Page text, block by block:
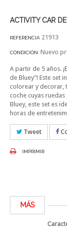
ACTIVITY CAR
REFERENCIA 21913
CONDICIÓN: Nuevo
A partir de 5 años.
de Bluey"! Este set
colorear y decorar,
coche cuyas
Bluey, este set es
horas de
Tweet
IMPRIMIR
MÁS